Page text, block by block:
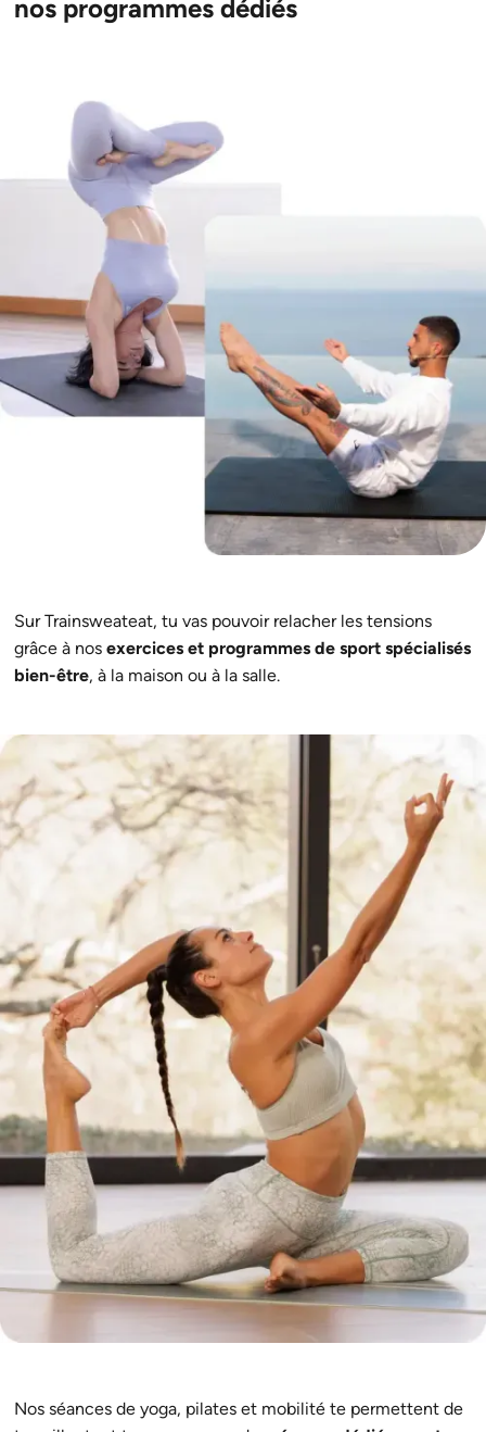
nos programmes dédiés
Sur Trainsweateat, tu vas pouvoir relacher les tensions
grâce à nosexercices et programmes de sport spécialisés
bien-être, à la maison ou à la salle.
Nos séances de yoga, pilates et mobilité te permettent de